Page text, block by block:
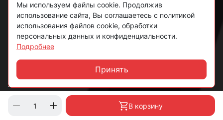
В корзину
Информация, представленная на сайте, носит исключительно
ознакомительный характер и не может рассматриваться как
публичная оферта в соответствии со ст. 437 ГК РФ.
Политика конфиденциальности
Согласие на обработку данных
Пользовательское соглашение
Мы используем файлы cookie. Продолжив
использование сайта, Вы соглашаетесь с политикой
использования файлов cookie, обработки
персональных данных и конфиденциальности.
Подробнее
Принять
Чат